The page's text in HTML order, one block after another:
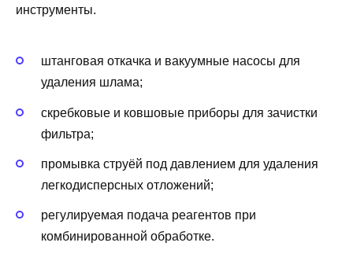
инструменты.
штанговая откачка и вакуумные насосы для
удаления шлама;
скребковые и ковшовые приборы для зачистки
фильтра;
промывка струёй под давлением для удаления
легкодисперсных отложений;
регулируемая подача реагентов при
комбинированной обработке.